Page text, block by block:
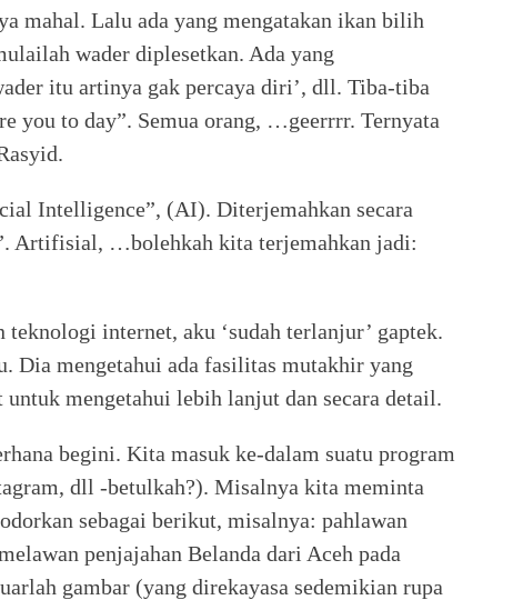
mahal. Lalu ada yang mengatakan ikan bilih
wader diplesetkan. Ada yang
itu artinya gak percaya diri’, dll. Tiba-tiba
you to day”. Semua orang, …geerrrr. Ternyata
Intelligence”, (AI). Diterjemahkan secara
Artifisial, …bolehkah kita terjemahkan jadi:
internet, aku ‘sudah terlanjur’ gaptek.
Dia mengetahui ada fasilitas mutakhir yang
mengetahui lebih lanjut dan secara detail.
begini. Kita masuk ke-dalam suatu program
dll -betulkah?). Misalnya kita meminta
sebagai berikut, misalnya: pahlawan
penjajahan Belanda dari Aceh pada
gambar (yang direkayasa sedemikian rupa